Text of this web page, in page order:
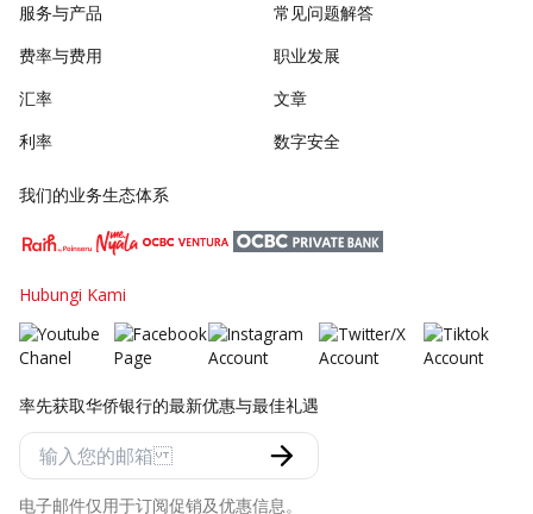
服务与产品
费率与费用
汇率
利率
常见问题解答
职业发展
文章
数字安全
我们的业务生态体系
Hubungi Kami
率先获取华侨银行的最新优惠与最佳礼遇
电子邮件仅用于订阅促销及优惠信息。